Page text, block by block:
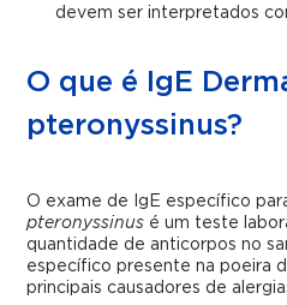
devem ser interpretados
O que é IgE
pteronyssinus?
O exame de IgE específico
pteronyssinus é um teste
quantidade de anticorpos no
específico presente na poeira
principais causadores de